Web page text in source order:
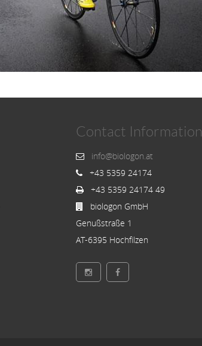
Contact Information
info@biologon.at
+43 5359 24174
+43 5359 24174 49
biologon GmbH
Genußstraße 1
AT-6395 Hochfilzen